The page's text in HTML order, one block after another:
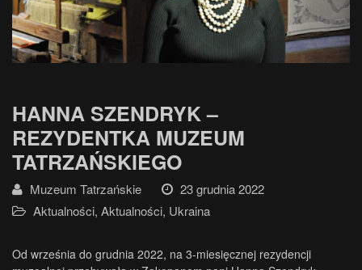
HANNA SZENDRYK –
REZYDENTKA MUZEUM
TATRZAŃSKIEGO
Muzeum Tatrzańskie
23 grudnia 2022
Aktualności, Aktualności, Ukraina
Od września do grudnia 2022, na 3-miesięcznej rezydencji